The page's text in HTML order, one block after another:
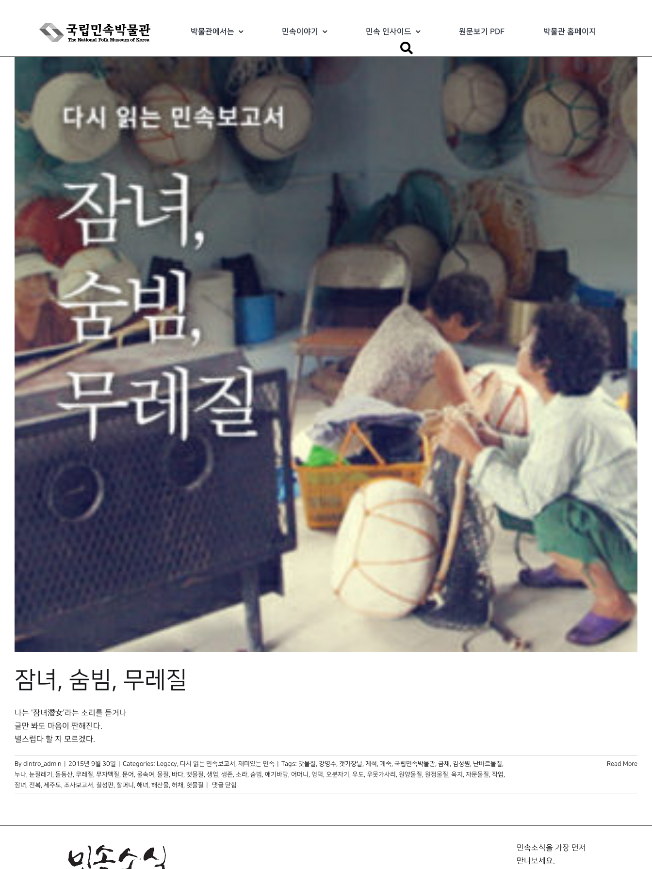
Skip
박물관에서는 민속이야기 민속 인사이드 원문보기 PDF 박물관 홈페이지
잠녀, 숨빔, 무레질
나는 '잠녀潛女’라는 소리를 듣거나
글만 봐도 마음이 짠해진다.
별스럽다 할 지 모르겠다.
By dintro_admin 2015년 9월 30일 Categories: Legacy, 다시 읽는 민속보고서 , 재미있는 민속 Tags: 갓물질, 강영수, 갯가장날, 게석, 게숙, 국립민속박물관, 금채 , 김성원, 난바르물질,
누나, 눈질레기 , 돌동산, 무레질, 무자맥질, 문어 , 물속여 , 물질, 바다, 뱃물질, 생업, 생존, 소라, 숨빔, 애기바당, 어머니 , 엉덕, 오분자기 , 우도, 우뭇가사리 , 원양물질, 원정물질, 육지 , 자문물질, 작업,
잠녀 , 전복, 제주도, 조사보고서 , 칠성판, 할머니 , 해녀 , 해산물, 허채 , 헛물질
잠녀,
숨빔,
댓글 닫힘
Read More
민속소식을 가장 먼저
만나보세요.